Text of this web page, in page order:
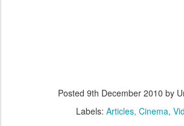
Posted 9th December 2010 by
Labels: Articles Cinema